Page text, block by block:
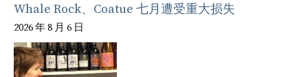
Whale Rock、Coatue 七月遭受重大损失
2026 年 8 月 6 日